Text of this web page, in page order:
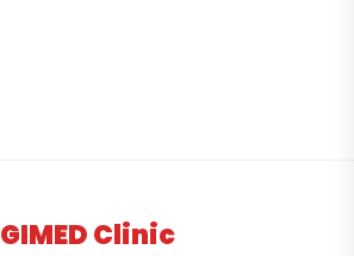
GIMED Clinic